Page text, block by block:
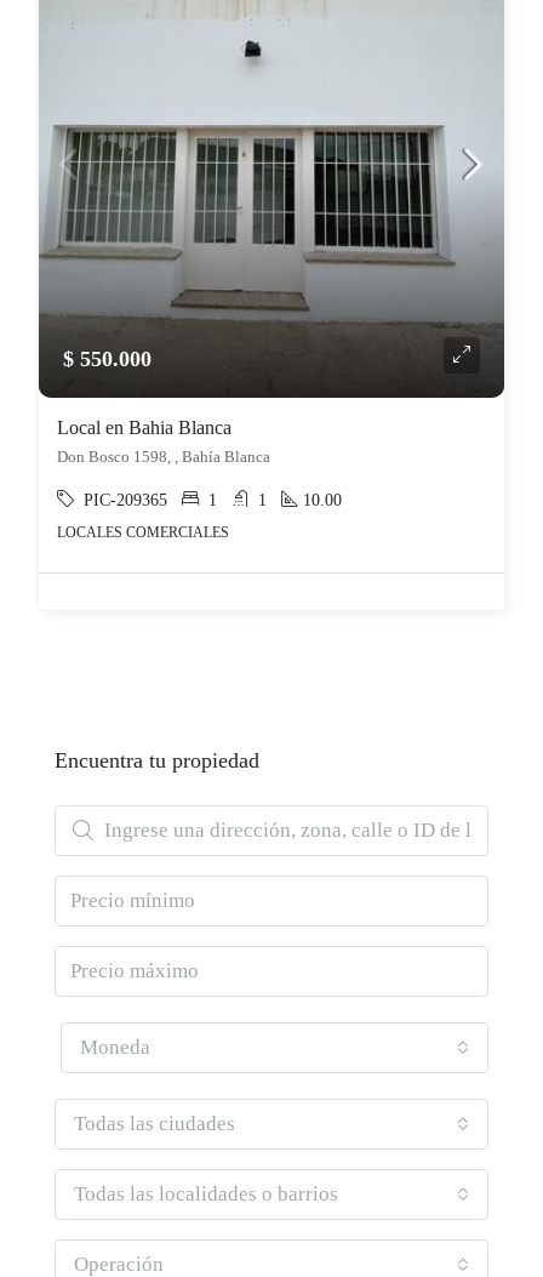
$ 550.000
Local en Bahia Blanca
Don Bosco 1598, , Bahía Blanca
PIC-209365 1 1 10.00
LOCALES COMERCIALES
Encuentra tu propiedad
Moneda
Todas las ciudades
Todas las localidades o barrios
Operación